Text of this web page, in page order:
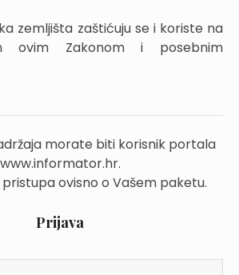
zemljišta zaštićuju se i koriste na
ovim Zakonom i posebnim
morate biti korisnik portala
www.informator.hr.
pristupa ovisno o Vašem paketu.
Prijava